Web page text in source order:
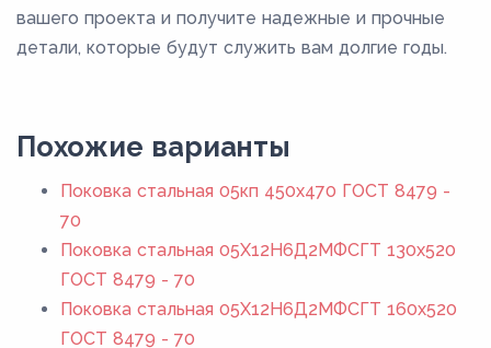
вашего проекта и получите надежные и прочные
детали, которые будут служить вам долгие годы.
Похожие варианты
Поковка стальная 05кп 450x470 ГОСТ 8479 -
70
Поковка стальная 05Х12Н6Д2МФСГТ 130x520
ГОСТ 8479 - 70
Поковка стальная 05Х12Н6Д2МФСГТ 160x520
ГОСТ 8479 - 70